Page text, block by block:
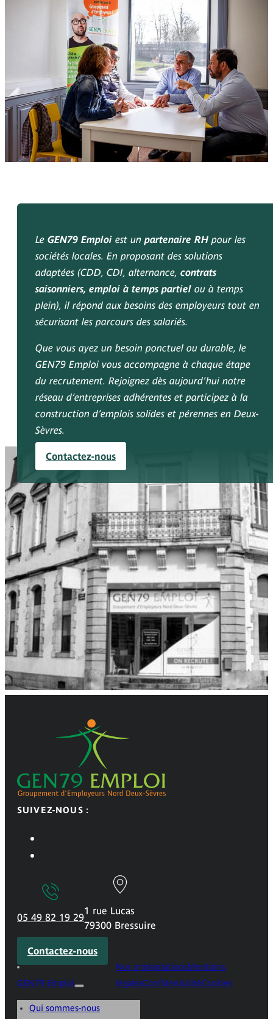
Le GEN79 Emploi est un partenaire RH pour les
sociétés locales. En proposant des solutions
adaptées (CDD, CDI, alternance, contrats
saisonniers, emploi à temps partiel ou à temps
plein), il répond aux besoins des employeurs tout en
sécurisant les parcours des salariés.
Que vous ayez un besoin ponctuel ou durable, le
GEN79 Emploi vous accompagne à chaque étape
du recrutement. Rejoignez dès aujourd’hui notre
réseau d’entreprises adhérentes et participez à la
construction d’emplois solides et pérennes en Deux-
Sèvres.
Contactez-nous
SUIVEZ-NOUS :
05 49 82 19 29
1 rue Lucas
79300 Bressuire
Contactez-nous
GEN79 Emploi
Qui sommes-nous
Nos implantationsMentions
légalesConfidentialitéCookies